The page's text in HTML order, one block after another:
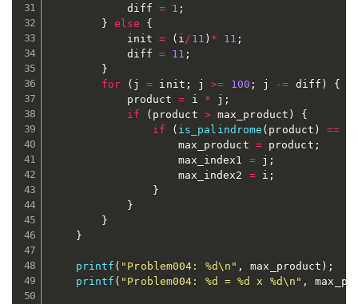
			diff
= 1 ;
} else
{
			init
= ( i / 11 ) * 11 ;
			diff
= 11 ;
}
for
( j = init ; j >= 100 ; j -= diff )
{
			product
= i * j ;
if
( product > max_product )
{
if
( is_palindrome ( product ) ==
					max_product
= product ;
					max_index1
= j ;
					max_index2
= i ;
}
}
}
}
printf ( "Problem004: %d\n" , max_product ) ;
printf ( "Problem004: %d = %d x %d\n" ,